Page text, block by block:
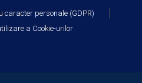
caracter personale (GDPR)
a Cookie-urilor